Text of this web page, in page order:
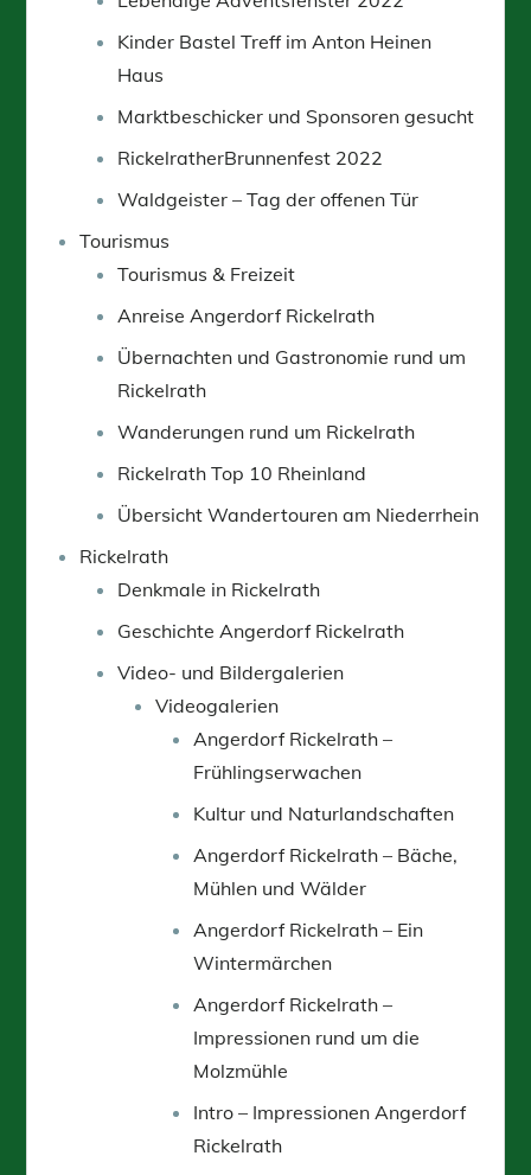
Kinder Bastel Treff im Anton Heinen
Haus
Marktbeschicker und Sponsoren gesucht
RickelratherBrunnenfest 2022
Waldgeister – Tag der offenen Tür
Tourismus
Tourismus & Freizeit
Anreise Angerdorf Rickelrath
Übernachten und Gastronomie rund um
Rickelrath
Wanderungen rund um Rickelrath
Rickelrath Top 10 Rheinland
Übersicht Wandertouren am Niederrhein
Rickelrath
Denkmale in Rickelrath
Geschichte Angerdorf Rickelrath
Video- und Bildergalerien
Videogalerien
Angerdorf Rickelrath –
Frühlingserwachen
Kultur und Naturlandschaften
Angerdorf Rickelrath – Bäche,
Mühlen und Wälder
Angerdorf Rickelrath – Ein
Wintermärchen
Angerdorf Rickelrath –
Impressionen rund um die
Molzmühle
Intro – Impressionen Angerdorf
Rickelrath